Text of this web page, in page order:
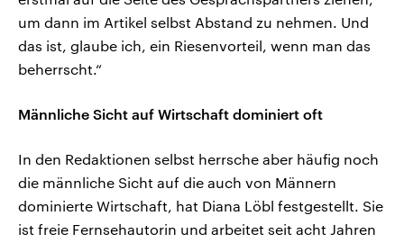
um dann im Artikel selbst Abstand zu nehmen. Und
das ist, glaube ich, ein Riesenvorteil, wenn man das
beherrscht.“
Männliche Sicht auf Wirtschaft dominiert oft
In den Redaktionen selbst herrsche aber häufig noch
die männliche Sicht auf die auch von Männern
dominierte Wirtschaft, hat Diana Löbl festgestellt. Sie
ist freie Fernsehautorin und arbeitet seit acht Jahren